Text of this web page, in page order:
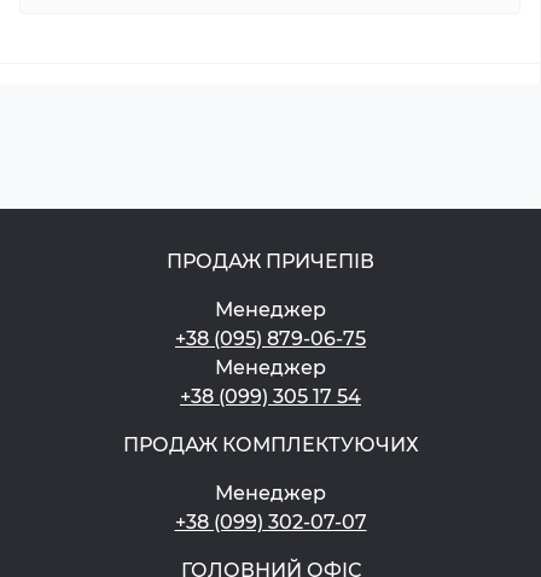
ПРОДАЖ ПРИЧЕПІВ
Менеджер
+38 (095) 879-06-75
Менеджер
+38 (099) 305 17 54
ПРОДАЖ КОМПЛЕКТУЮЧИХ
Менеджер
+38 (099) 302-07-07
ГОЛОВНИЙ ОФІС